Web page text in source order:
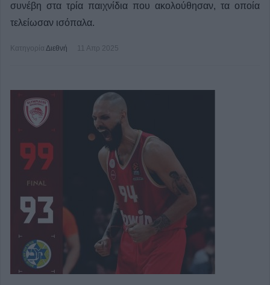
συνέβη στα τρία παιχνίδια που ακολούθησαν, τα οποία
τελείωσαν ισόπαλα.
Κατηγορία Διεθνή 11 Απρ 2025